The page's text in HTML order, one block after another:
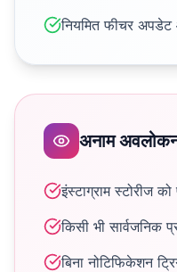
नियमित फीचर
अनाम
इंस्टाग्राम स्टोरीज
किसी भी सार्वजनिक
बिना नोटिफिकेशन